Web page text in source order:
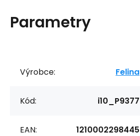
Parametry
Výrobce: Felina
Kód: i10_P9377
EAN: 1210002298445